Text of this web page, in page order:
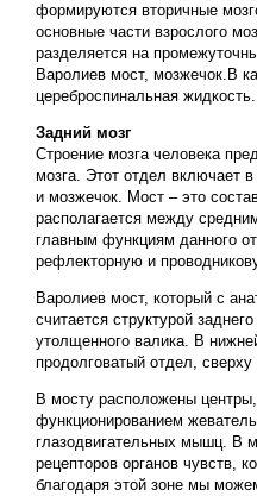
формируются вторичные
основные части взрослого
разделяется на
Варолиев мост, мозжечок.В
цереброспинальная жидкость.
Задний мозг
Строение мозга человека
мозга. Этот отдел включает
и мозжечок. Мост – это
располагается между
главным функциям данного
рефлекторную и
Варолиев мост, который с
считается структурой
утолщенного валика. В
продолговатый отдел, сверху
В мосту расположены
функционированием
глазодвигательных мышц. В
рецепторов органов чувств,
благодаря этой зоне мы